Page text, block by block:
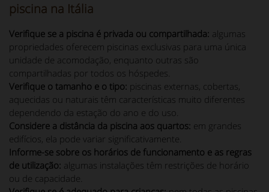
piscina na Itália
Verifique se a piscina é privada ou compartilhada: algumas
propriedades oferecem piscinas exclusivas para uma única
unidade de acomodação, enquanto outras são
compartilhadas por todos os hóspedes.
Verifique o tamanho e o tipo: piscinas externas, cobertas,
aquecidas ou naturais têm características muito diferentes
dependendo da estação do ano e do uso.
Considere a distância da piscina aos quartos: em grandes
edifícios, ela pode variar significativamente.
Informe-se sobre os horários de funcionamento e as regras
de utilização: algumas instalações têm restrições de horário
ou de capacidade.